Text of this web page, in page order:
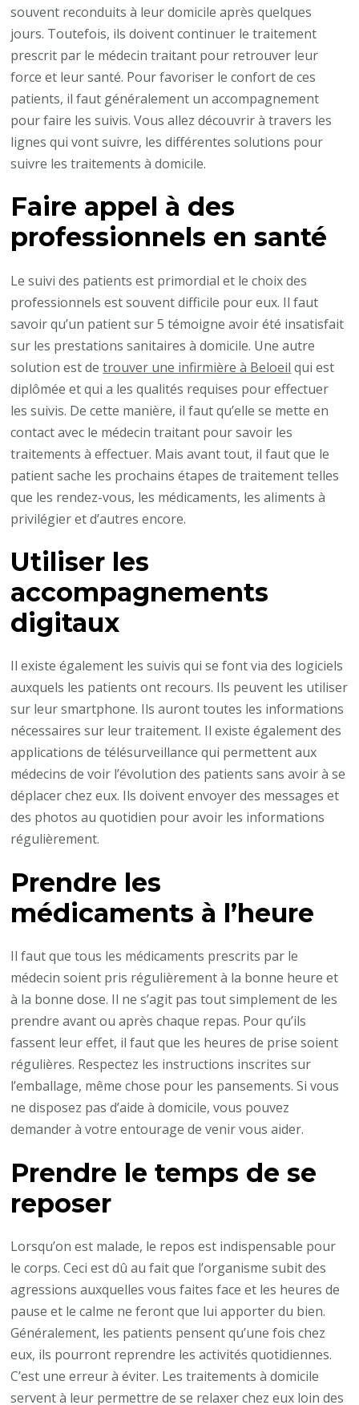
souvent reconduits à leur domicile après quelques
jours. Toutefois, ils doivent continuer le traitement
prescrit par le médecin traitant pour retrouver leur
force et leur santé. Pour favoriser le confort de ces
patients, il faut généralement un accompagnement
pour faire les suivis. Vous allez découvrir à travers les
lignes qui vont suivre, les différentes solutions pour
suivre les traitements à domicile.
Faire appel à des
professionnels en santé
Le suivi des patients est primordial et le choix des
professionnels est souvent difficile pour eux. Il faut
savoir qu’un patient sur 5 témoigne avoir été insatisfait
sur les prestations sanitaires à domicile. Une autre
solution est detrouver une infirmière à Beloeil qui est
diplômée et qui a les qualités requises pour effectuer
les suivis. De cette manière, il faut qu’elle se mette en
contact avec le médecin traitant pour savoir les
traitements à effectuer. Mais avant tout, il faut que le
patient sache les prochains étapes de traitement telles
que les rendez-vous, les médicaments, les aliments à
privilégier et d’autres encore.
Utiliser les
accompagnements
digitaux
Il existe également les suivis qui se font via des logiciels
auxquels les patients ont recours. Ils peuvent les utiliser
sur leur smartphone. Ils auront toutes les informations
nécessaires sur leur traitement. Il existe également des
applications de télésurveillance qui permettent aux
médecins de voir l’évolution des patients sans avoir à se
déplacer chez eux. Ils doivent envoyer des messages et
des photos au quotidien pour avoir les informations
régulièrement.
Prendre les
médicaments à l’heure
Il faut que tous les médicaments prescrits par le
médecin soient pris régulièrement à la bonne heure et
à la bonne dose. Il ne s’agit pas tout simplement de les
prendre avant ou après chaque repas. Pour qu’ils
fassent leur effet, il faut que les heures de prise soient
régulières. Respectez les instructions inscrites sur
l’emballage, même chose pour les pansements. Si vous
ne disposez pas d’aide à domicile, vous pouvez
demander à votre entourage de venir vous aider.
Prendre le temps de se
reposer
Lorsqu’on est malade, le repos est indispensable pour
le corps. Ceci est dû au fait que l’organisme subit des
agressions auxquelles vous faites face et les heures de
pause et le calme ne feront que lui apporter du bien.
Généralement, les patients pensent qu’une fois chez
eux, ils pourront reprendre les activités quotidiennes.
C’est une erreur à éviter. Les traitements à domicile
servent à leur permettre de se relaxer chez eux loin des